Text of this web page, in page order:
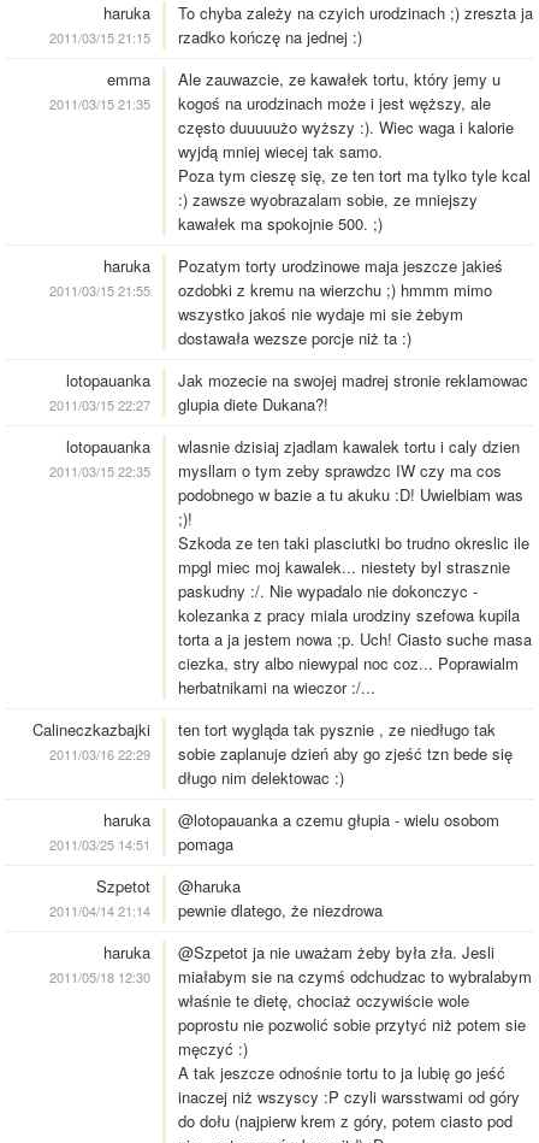
haruka
2011/03/15 21:15
To chyba zależy na czyich urodzinach ;) zreszta ja
rzadko kończę na jednej :)
emma
2011/03/15 21:35
Ale zauwazcie, ze kawałek tortu, który jemy u
kogoś na urodzinach może i jest węższy, ale
często duuuuużo wyższy :). Wiec waga i kalorie
wyjdą mniej wiecej tak samo.
Poza tym cieszę się, ze ten tort ma tylko tyle kcal
:) zawsze wyobrazalam sobie, ze mniejszy
kawałek ma spokojnie 500. ;)
haruka
2011/03/15 21:55
Pozatym torty urodzinowe maja jeszcze jakieś
ozdobki z kremu na wierzchu ;) hmmm mimo
wszystko jakoś nie wydaje mi sie żebym
dostawała wezsze porcje niż ta :)
lotopauanka
2011/03/15 22:27
Jak mozecie na swojej madrej stronie reklamowac
glupia diete Dukana?!
lotopauanka
2011/03/15 22:35
wlasnie dzisiaj zjadlam kawalek tortu i caly dzien
mysllam o tym zeby sprawdzc IW czy ma cos
podobnego w bazie a tu akuku :D! Uwielbiam was
;)!
Szkoda ze ten taki plasciutki bo trudno okreslic ile
mpgl miec moj kawalek... niestety byl strasznie
paskudny :/. Nie wypadalo nie dokonczyc -
kolezanka z pracy miala urodziny szefowa kupila
torta a ja jestem nowa ;p. Uch! Ciasto suche masa
ciezka, stry albo niewypal noc coz... Poprawialm
herbatnikami na wieczor :/...
Calineczkazbajki
2011/03/16 22:29
ten tort wygląda tak pysznie , ze niedługo tak
sobie zaplanuje dzień aby go zjeść tzn bede się
długo nim delektowac :)
haruka
2011/03/25 14:51
@lotopauanka a czemu głupia - wielu osobom
pomaga
Szpetot
2011/04/14 21:14
@haruka
pewnie dlatego, że niezdrowa
haruka
2011/05/18 12:30
@Szpetot ja nie uważam żeby była zła. Jesli
miałabym sie na czymś odchudzac to wybralabym
właśnie te dietę, chociaż oczywiście wole
poprostu nie pozwolić sobie przytyć niż potem sie
męczyć :)
A tak jeszcze odnośnie tortu to ja lubię go jeść
inaczej niż wszyscy :P czyli warsstwami od góry
do dołu (najpierw krem z góry, potem ciasto pod